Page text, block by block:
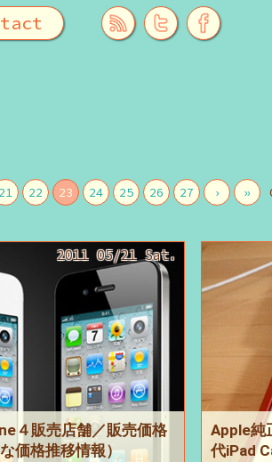
21 22 23 24 25 26 27 › »
2011 05/21 Sat.
４販売店舗／販売価格
価格推移情報）
Apple純
代iPad